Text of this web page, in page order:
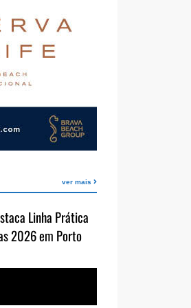
ver mais
Linha Prática
2026 em Porto